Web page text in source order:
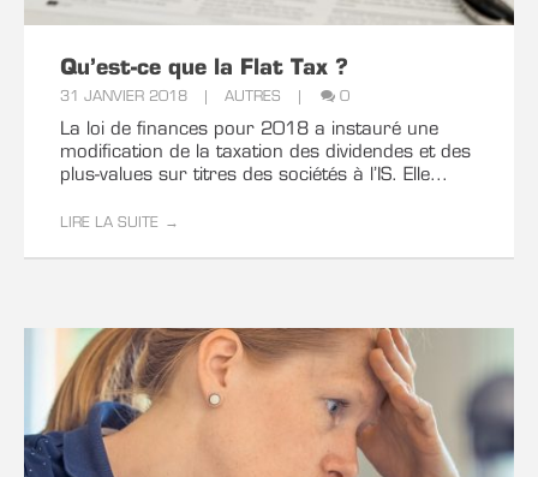
Qu’est-ce que la Flat Tax ?
31 JANVIER 2018 AUTRES 0
La loi de finances pour 2018 a instauré une
modification de la taxation des dividendes et des
plus-values sur titres des sociétés à l’IS. Elle...
LIRE LA SUITE
Téléphone
Votre entreprise
Nombre de salariés